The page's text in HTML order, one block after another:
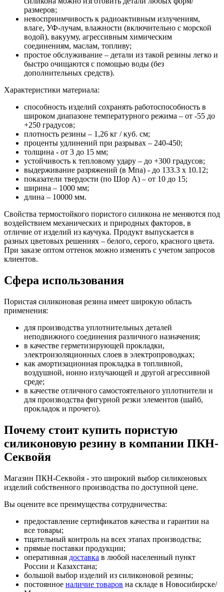
размеров;
невосприимчивость к радиоактивным излучениям,
влаге, УФ-лучам, влажности (включительно с морской
водой), вакууму, агрессивным химическим
соединениям, маслам, топливу;
простое обслуживание – детали из такой резины легко и
быстро очищаются с помощью воды (без
дополнительных средств).
Характеристики материала:
способность изделий сохранять работоспособность в
широком диапазоне температурного режима – от -55 до
+250 градусов;
плотность резины – 1,26 кг / куб. см;
проценты удлинений при разрывах – 240-450;
толщина - от 3 до 15 мм;
устойчивость к тепловому удару – до +300 градусов;
выдерживание разряжений (в Мпа) - до 133.3 х 10.12;
показатели твердости (по Шор А) – от 10 до 15;
ширина – 1000 мм;
длина – 10000 мм.
Свойства термостойкого пористого силикона не меняются под
воздействием механических и природных факторов, в
отличие от изделий из каучука. Продукт выпускается в
разных цветовых решениях – белого, серого, красного цвета.
При заказе оптом оттенок можно изменять с учетом запросов
клиентов.
Сфера использования
Пористая силиконовая резина имеет широкую область
применения:
для производства уплотнительных деталей
неподвижного соединения различного назначения;
в качестве герметизирующей прокладки,
электроизоляционных слоев в электропроводках;
как амортизационная прокладка в топливной,
воздушной, ионно излучающей и другой агрессивной
среде;
в качестве отличного самостоятельного уплотнители и
для производства фигурной резки элементов (шайб,
прокладок и прочего).
Почему стоит купить пористую
силиконовую резину в компании ПКН-
Секвойя
Магазин ПКН-Секвойя - это широкий выбор силиконовых
изделий собственного производства по доступной цене.
Вы оцените все преимущества сотрудничества:
предоставление сертификатов качества и гарантии на
все товары;
тщательный контроль на всех этапах производства;
прямые поставки продукции;
оперативная доставка в любой населенный пункт
России и Казахстана;
большой выбор изделий из силиконовой резины;
постоянное наличие товаров на складе в Новосибирске/